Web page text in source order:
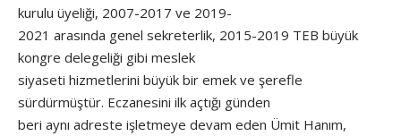
kurulu üyeliği, 2007-2017 ve 2019-
2021 arasında genel sekreterlik, 2015-2019 TEB büyük
kongre delegeliği gibi meslek
siyaseti hizmetlerini büyük bir emek ve şerefle
sürdürmüştür. Eczanesini ilk açtığı günden
beri aynı adreste işletmeye devam eden Ümit Hanım,